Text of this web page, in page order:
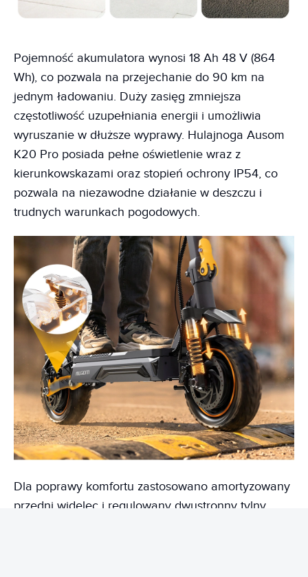
Pojemność akumulatora wynosi 18 Ah 48 V (864
Wh), co pozwala na przejechanie do 90 km na
jednym ładowaniu. Duży zasięg zmniejsza
częstotliwość uzupełniania energii i umożliwia
wyruszanie w dłuższe wyprawy. Hulajnoga Ausom
K20 Pro posiada pełne oświetlenie wraz z
kierunkowskazami oraz stopień ochrony IP54, co
pozwala na niezawodne działanie w deszczu i
trudnych warunkach pogodowych.
Dla poprawy komfortu zastosowano amortyzowany
przedni widelec i regulowany dwustronny tylny